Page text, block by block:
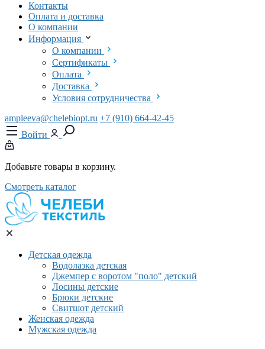
Контакты
Оплата и доставка
О компании
Информация
О компании
Сертификаты
Оплата
Доставка
Условия сотрудничества
ampleeva@chelebiopt.ru +7 (910) 664-42-45
Войти
Добавьте товары в корзину.
Смотреть каталог
Детская одежда
Водолазка детская
Джемпер с воротом "поло" детский
Лосины детские
Брюки детские
Свитшот детский
Женская одежда
Мужская одежда